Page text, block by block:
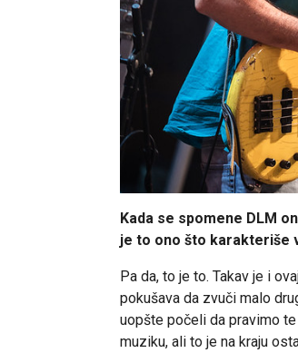
Kada se spomene DLM
je to ono što karakteriše
Pa da, to je to. Takav je i
pokušava da zvuči malo
uopšte počeli da pravimo
muziku, ali to je na kraju